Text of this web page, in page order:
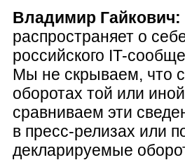
Владимир Гайкович:
распространяет о
российского IT-
Мы не скрываем, что
оборотах той или
сравниваем эти
в пресс-релизах или
декларируемые